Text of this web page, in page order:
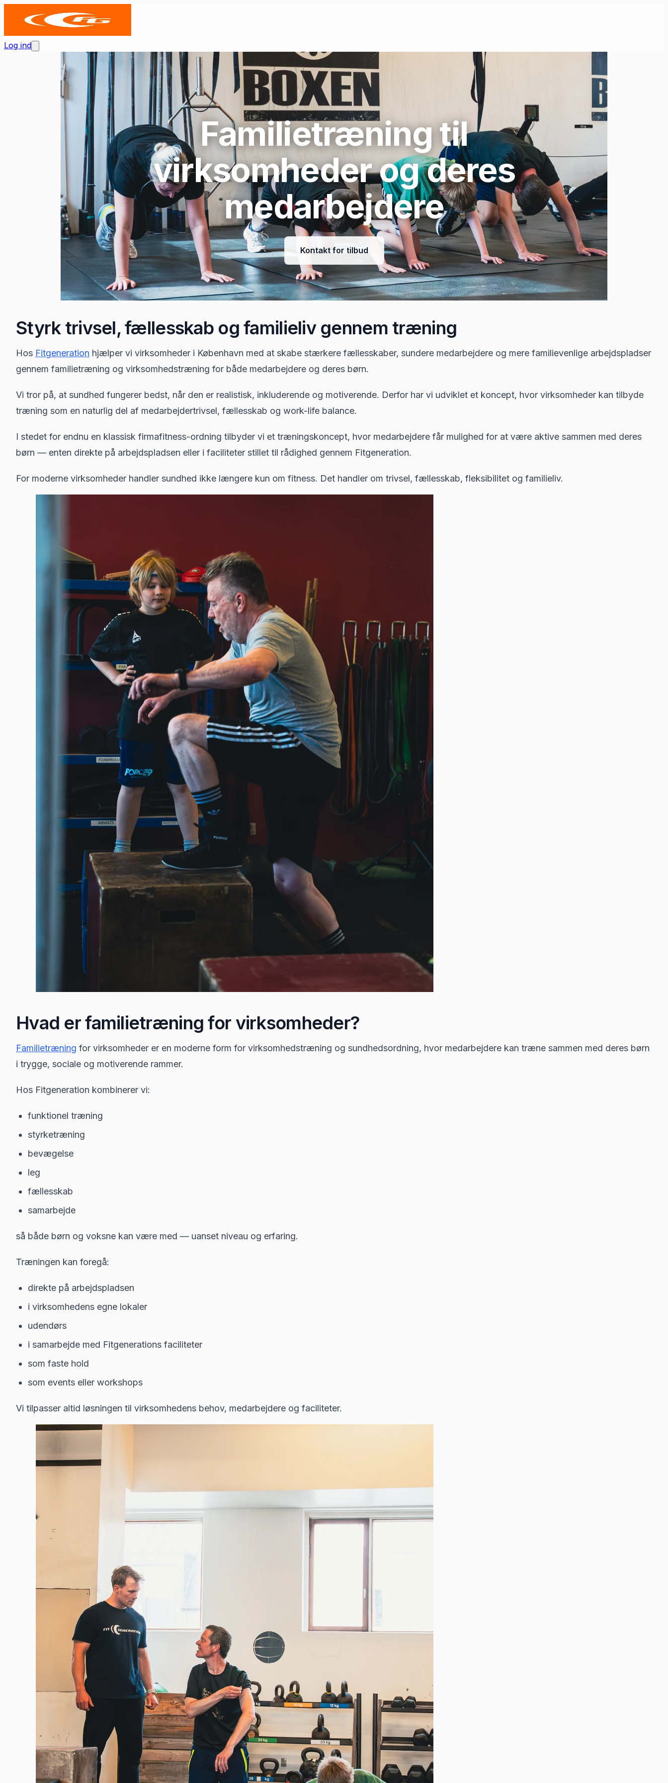
Log ind
Familietræning til
virksomheder og deres
medarbejdere
Kontakt for tilbud
Styrk trivsel, fællesskab og familieliv gennem træning
Hos Fitgeneration hjælper vi virksomheder i København med at skabe stærkere fællesskaber, sundere medarbejdere og mere familievenlige arbejdspladser
gennem familietræning og virksomhedstræning for både medarbejdere og deres børn.
Vi tror på, at sundhed fungerer bedst, når den er realistisk, inkluderende og motiverende. Derfor har vi udviklet et koncept, hvor virksomheder kan tilbyde
træning som en naturlig del af medarbejdertrivsel, fællesskab og work-life balance.
I stedet for endnu en klassisk firmafitness-ordning tilbyder vi et træningskoncept, hvor medarbejdere får mulighed for at være aktive sammen med deres
børn — enten direkte på arbejdspladsen eller i faciliteter stillet til rådighed gennem Fitgeneration.
For moderne virksomheder handler sundhed ikke længere kun om fitness. Det handler om trivsel, fællesskab, fleksibilitet og familieliv.
Hvad er familietræning for virksomheder?
Familietræning for virksomheder er en moderne form for virksomhedstræning og sundhedsordning, hvor medarbejdere kan træne sammen med deres børn
i trygge, sociale og motiverende rammer.
Hos Fitgeneration kombinerer vi:
funktionel træning
styrketræning
bevægelse
leg
fællesskab
samarbejde
så både børn og voksne kan være med — uanset niveau og erfaring.
Træningen kan foregå:
direkte på arbejdspladsen
i virksomhedens egne lokaler
udendørs
i samarbejde med Fitgenerations faciliteter
som faste hold
som events eller workshops
Vi tilpasser altid løsningen til virksomhedens behov, medarbejdere og faciliteter.